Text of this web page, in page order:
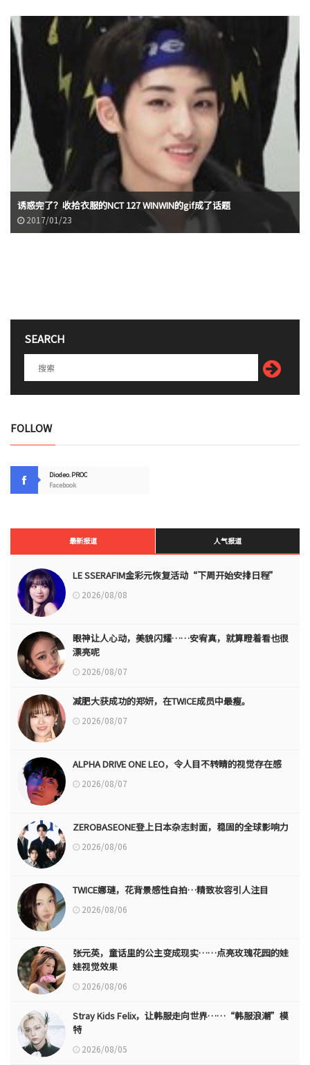
诱惑完了？收拾衣服的NCT 127 WINWIN的gif成了话题
2017/01/23
SEARCH
FOLLOW
Diodeo.PROC
Facebook
最新报道 人气报道
LE SSERAFIM金彩元恢复活动“下周开始安排日程”
2026/08/08
眼神让人心动，美貌闪耀……安宥真，就算瞪着看也很
漂亮呢
2026/08/07
减肥大获成功的郑妍，在TWICE成员中最瘦。
2026/08/07
ALPHA DRIVE ONE LEO，令人目不转睛的视觉存在感
2026/08/07
ZEROBASEONE登上日本杂志封面，稳固的全球影响力
2026/08/06
TWICE娜璉，花背景感性自拍…精致妆容引人注目
2026/08/06
张元英，童话里的公主变成现实……点亮玫瑰花园的娃
娃视觉效果
2026/08/06
Stray Kids Felix，让韩服走向世界……“韩服浪潮”模
特
2026/08/05